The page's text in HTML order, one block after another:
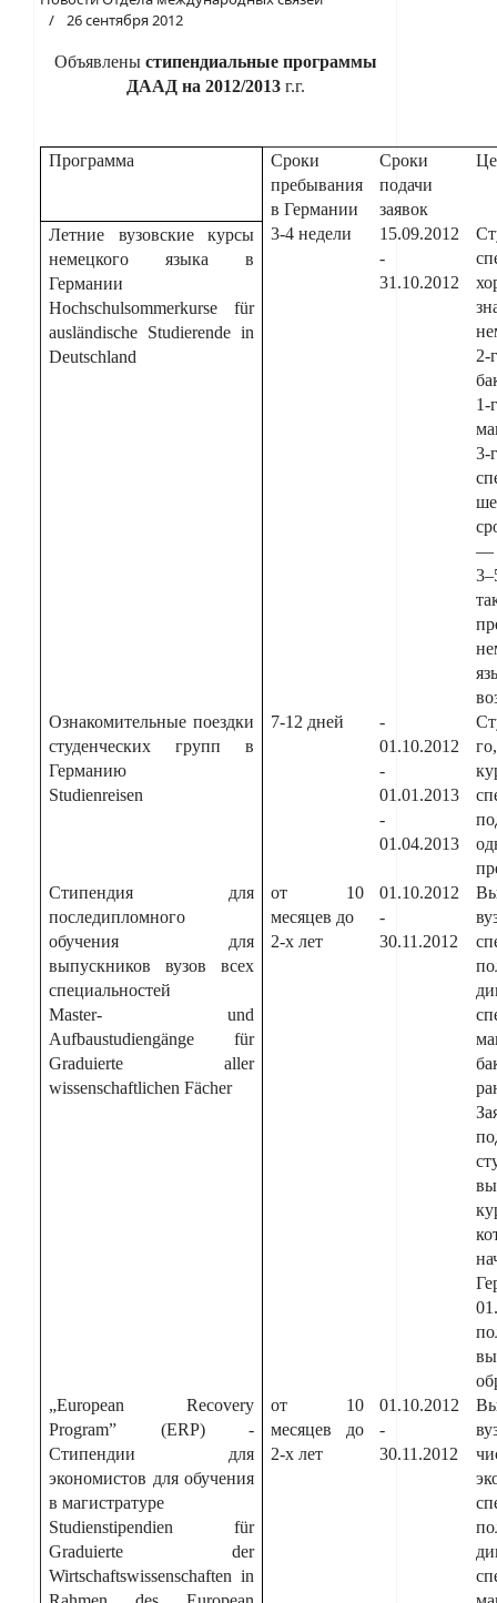
26 сентября 2012
Объявлены стипендиальные программы
ДААД на 2012/2013г.г.
Программа
Сроки
пребывания
в Германии
Сроки
подачи
заявок
Летние вузовские курсы
немецкого языка в
Германии
Hochschulsommerkurse für
ausländische Studierende in
Deutschland
3-4 недели
15.09.2012
-
31.10.2012
—
Ознакомительные поездки
студенческих групп в
Германию
Studienreisen
7-12 дней
-
01.10.2012
-
01.01.2013
-
01.04.2013
Стипендия для
последипломного
обучения для
выпускников вузов всех
специальностей
Master- und
Aufbaustudiengänge für
Graduierte aller
wissenschaftlichen Fächer
от 10
месяцев до
2-х лет
01.10.2012
-
30.11.2012
„European Recovery
Program” (ERP) -
Стипендии для
экономистов для обучения
в магистратуре
Studienstipendien für
Graduierte der
Wirtschaftswissenschaften in
от 10
месяцев до
2-х лет
01.10.2012
-
30.11.2012